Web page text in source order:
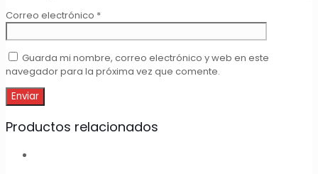
Correo electrónico *
Guarda mi nombre, correo electrónico y web en este
navegador para la próxima vez que comente.
Productos relacionados